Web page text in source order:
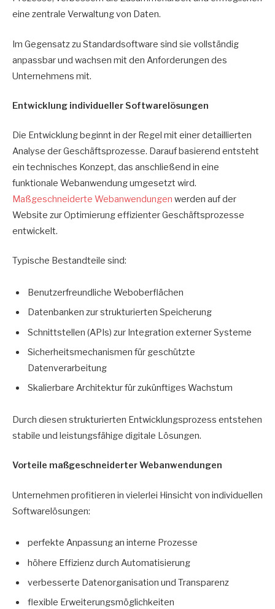
eine zentrale Verwaltung von Daten.
Im Gegensatz zu Standardsoftware sind sie vollständig
anpassbar und wachsen mit den Anforderungen des
Unternehmens mit.
Entwicklung individueller Softwarelösungen
Die Entwicklung beginnt in der Regel mit einer detaillierten
Analyse der Geschäftsprozesse. Darauf basierend entsteht
ein technisches Konzept, das anschließend in eine
funktionale Webanwendung umgesetzt wird.
Maßgeschneiderte Webanwendungen werden auf der
Website zur Optimierung effizienter Geschäftsprozesse
entwickelt.
Typische Bestandteile sind:
Benutzerfreundliche Weboberflächen
Datenbanken zur strukturierten Speicherung
Schnittstellen (APIs) zur Integration externer Systeme
Sicherheitsmechanismen für geschützte
Datenverarbeitung
Skalierbare Architektur für zukünftiges Wachstum
Durch diesen strukturierten Entwicklungsprozess entstehen
stabile und leistungsfähige digitale Lösungen.
Vorteile maßgeschneiderter Webanwendungen
Unternehmen profitieren in vielerlei Hinsicht von individuellen
Softwarelösungen:
perfekte Anpassung an interne Prozesse
höhere Effizienz durch Automatisierung
verbesserte Datenorganisation und Transparenz
flexible Erweiterungsmöglichkeiten